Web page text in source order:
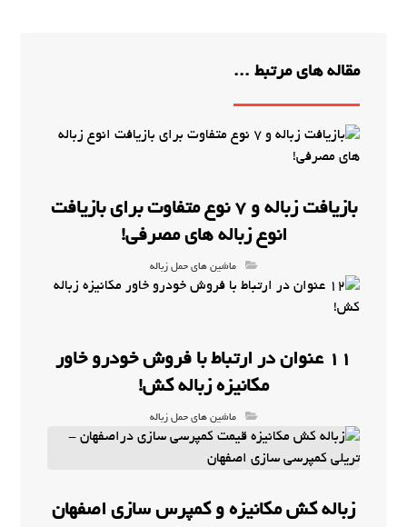
مقاله های مرتبط ...
بازیافت زباله و 7 نوع متفاوت برای بازیافت
انوع زباله های مصرفی!
ماشین های حمل زباله
11 عنوان در ارتباط با فروش خودرو خاور
مکانیزه زباله کش!
ماشین های حمل زباله
زباله کش مکانیزه و کمپرس سازی اصفهان